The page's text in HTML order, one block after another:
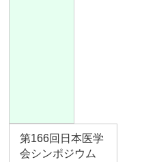
第166回日本医学
会シンポジウム